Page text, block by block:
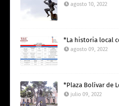
agosto 10, 2022
*La historia local
agosto 09, 2022
*Plaza Bolívar de
julio 09, 2022